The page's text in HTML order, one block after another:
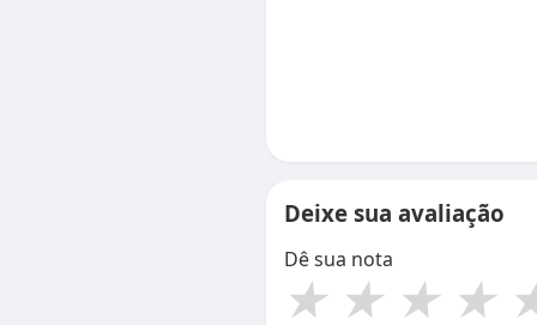
Deixe sua avaliação
Dê sua nota
★ ★ ★ ★